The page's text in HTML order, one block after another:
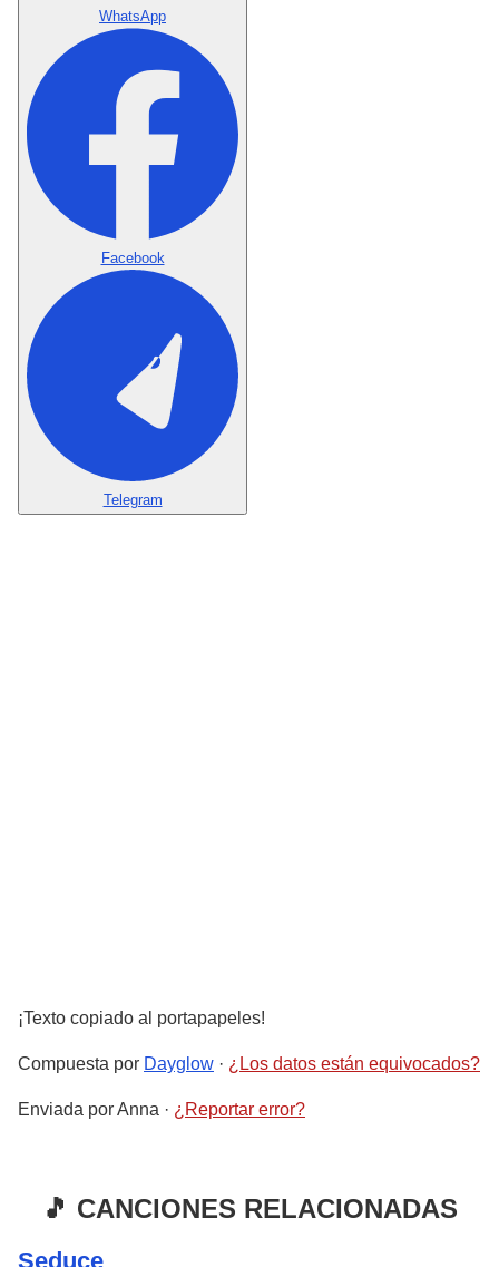
WhatsApp
Facebook
Telegram
¡Texto copiado al portapapeles!
Compuesta por Dayglow · ¿Los datos están equivocados?
Enviada porAnna · ¿Reportar error?
🎵 CANCIONES RELACIONADAS
Seduce